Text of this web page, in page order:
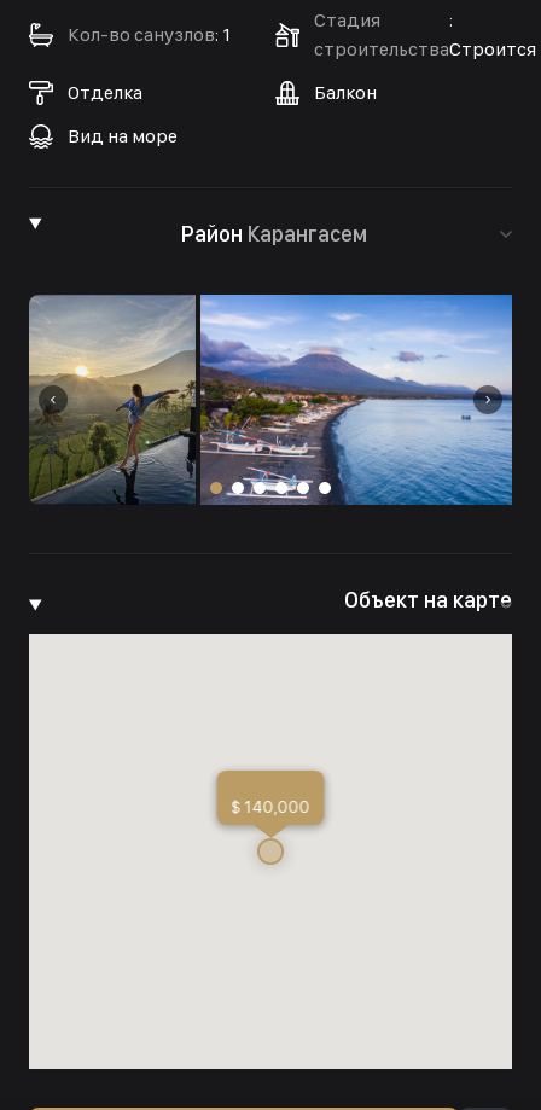
Кол-во санузлов: 1
Стадия
строительства
:
Строится
Отделка
Балкон
Вид на море
Район Карангасем
Объект на карте
$ 140,000